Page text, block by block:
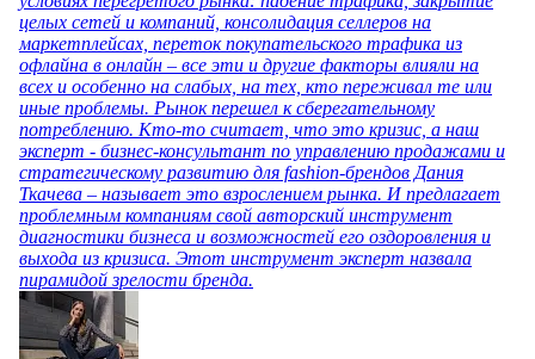
целых сетей и компаний, консолидация селлеров на
маркетплейсах, переток покупательского трафика из
офлайна в онлайн – все эти и другие факторы влияли на
всех и особенно на слабых, на тех, кто переживал те или
иные проблемы. Рынок перешел к сберегательному
потреблению. Кто-то считает, что это кризис, а наш
эксперт - бизнес-консультант по управлению продажами и
стратегическому развитию для fashion-брендов Дания
Ткачева – называет это взрослением рынка. И предлагает
проблемным компаниям свой авторский инструмент
диагностики бизнеса и возможностей его оздоровления и
выхода из кризиса. Этот инструмент эксперт назвала
пирамидой зрелости бренда.